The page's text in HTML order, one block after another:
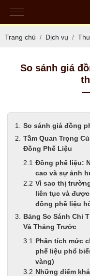
Trang chủ Dịch vụ
So sánh giá
So sánh giá đồng
Tầm Quan Trọng
Đồng Phế Liệu
Đồng phế liệu:
cao và sự ảnh
Vì sao thị
liên tục và
đồng phế liệu
Bảng So Sánh Chi
Và Tháng Trước
Phân tích mức
phế liệu phổ
vàng)
Những điểm